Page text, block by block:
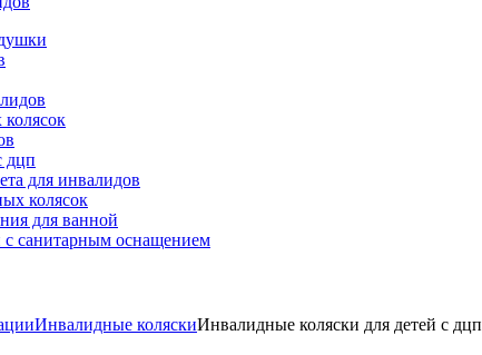
дцп
для инвалидов
колясок
для ванной
с санитарным оснащением
Инвалидные коляскиИнвалидные коляски для детей с дцп